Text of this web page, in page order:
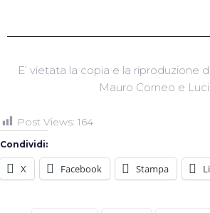
E’ vietata la copia e la riproduzione
Mauro Corneo e
Post Views: 164
Condividi:
X Facebook Stampa